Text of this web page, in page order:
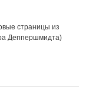
страницы из
Деппершмидта)